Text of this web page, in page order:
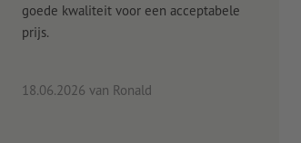
goede kwaliteit voor een acceptabele
prijs.
18.06.2026 van Ronald